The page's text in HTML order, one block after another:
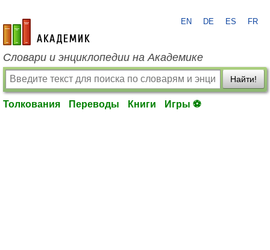
academic.ru
EN DE ES FR
Словари и энциклопедии на Академике
Найти!
Толкования Переводы Книги Игры ⚽